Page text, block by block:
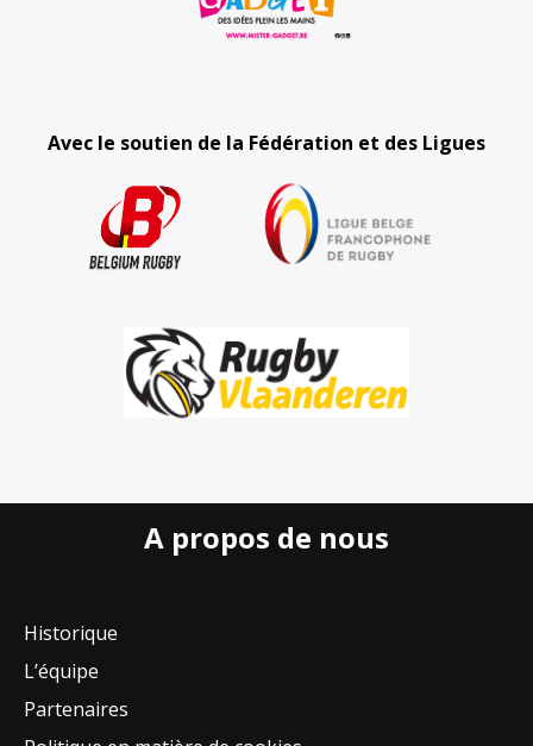
Avec le soutien de la Fédération et des Ligues
A propos de nous
Historique
L’équipe
Partenaires